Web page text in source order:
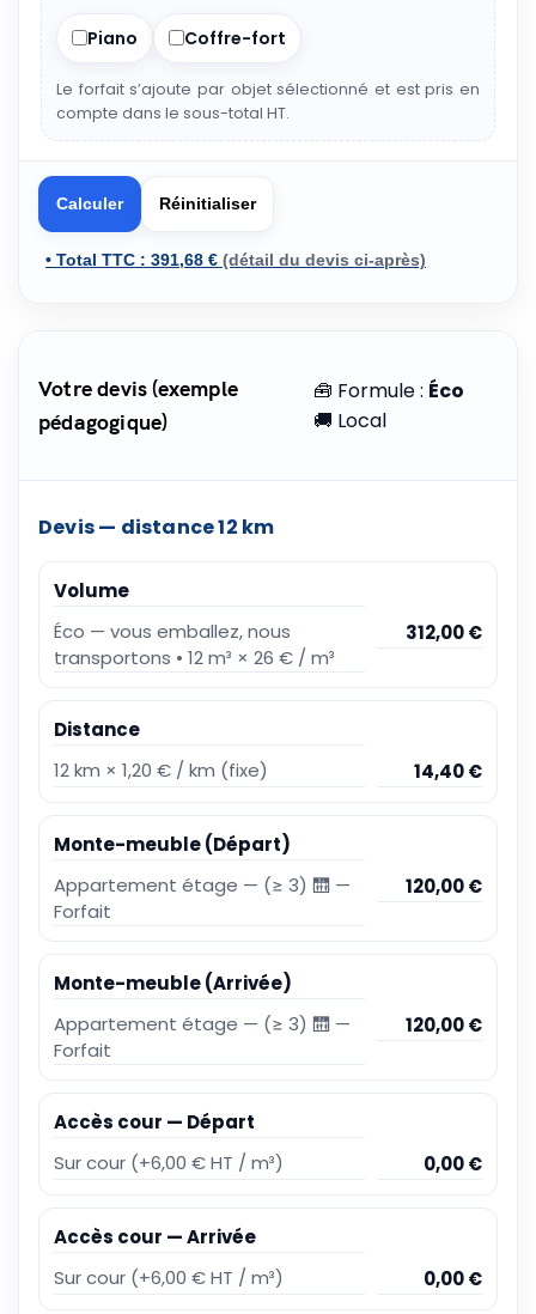
Piano Coffre-fort
Le forfait s’ajoute par objet sélectionné et est pris en
compte dans le sous-total HT.
Calculer Réinitialiser
• Total TTC : 391,68 € (détail du devis ci-après)
Votre devis (exemple
pédagogique)
🧰 Formule : Éco
🚚 Local
Devis — distance12 km
Volume
Éco — vous emballez, nous
transportons • 12m³ × 26 € / m³
312,00 €
Distance
12km × 1,20 € / km (fixe) 14,40 €
Monte-meuble (Départ)
Appartement étage — (≥ 3) 🛗 —
Forfait
120,00 €
Monte-meuble (Arrivée)
Appartement étage — (≥ 3) 🛗 —
Forfait
120,00 €
Accès cour — Départ
Sur cour (+6,00 € HT / m³)
0,00 €
Accès cour — Arrivée
Sur cour (+6,00 € HT / m³)
0,00 €